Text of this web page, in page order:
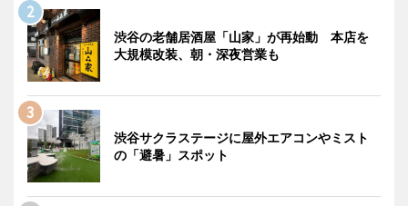
渋谷の老舗居酒屋「山家」が再始動 本店を
大規模改装、朝・深夜営業も
渋谷サクラステージに屋外エアコンやミスト
の「避暑」スポット